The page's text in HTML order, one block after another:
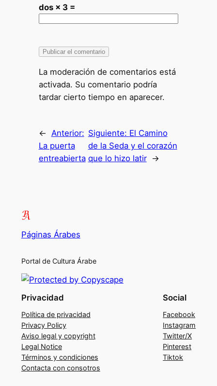
dos × 3 =
La moderación de comentarios está
activada. Su comentario podría
tardar cierto tiempo en aparecer.
←
Anterior:
La puerta
entreabierta
Siguiente: El Camino
de la Seda y el corazón
que lo hizo latir
→
Páginas Árabes
Portal de Cultura Árabe
Privacidad
Política de privacidad
Privacy Policy
Aviso legal y copyright
Legal Notice
Términos y condiciones
Contacta con consotros
Social
Facebook
Instagram
Twitter/X
Pinterest
Tiktok